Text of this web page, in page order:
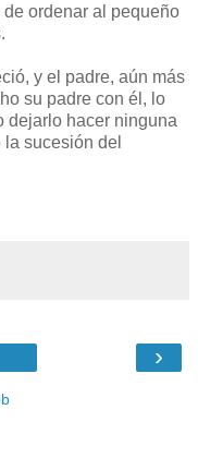
ordenar al pequeño
y el padre, aún más
su padre con él, lo
dejarlo hacer ninguna
sucesión del
›